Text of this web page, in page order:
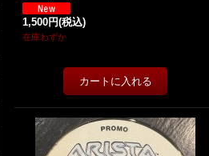
1,500円(税込)
在庫わずか